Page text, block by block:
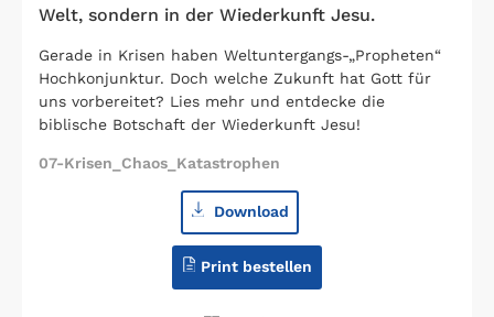
Welt, sondern in der Wiederkunft Jesu.
Gerade in Krisen haben Weltuntergangs-„Propheten“
Hochkonjunktur. Doch welche Zukunft hat Gott für
uns vorbereitet? Lies mehr und entdecke die
biblische Botschaft der Wiederkunft Jesu!
07-Krisen_Chaos_Katastrophen
Download
Print bestellen